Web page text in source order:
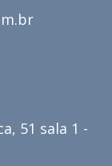
51 sala 1 -